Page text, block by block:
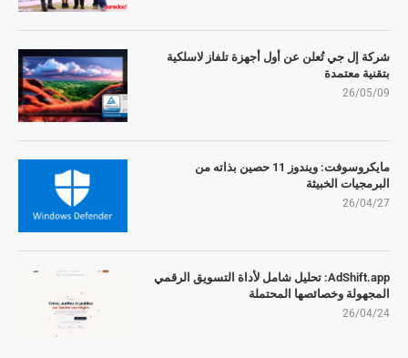
شركة إل جي تُعلن عن أول أجهزة تلفاز لاسلكية
بتقنية معتمدة
26/05/09
مايكروسوفت: ويندوز 11 حصين بذاته من
البرمجيات الخبيثة
26/04/27
AdShift.app: تحليل شامل لأداة التسويق الرقمي
المجهولة وخصائصها المحتملة
26/04/24